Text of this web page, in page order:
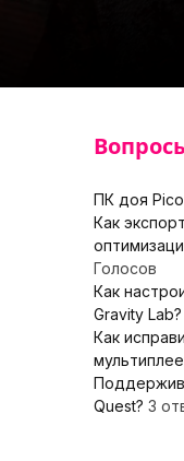
ПК доя
Как
Голосов
Как
Gravity Lab?
Как
Quest? 3